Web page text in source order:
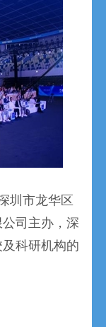
圳市龙华区
司主办，深
科研机构的